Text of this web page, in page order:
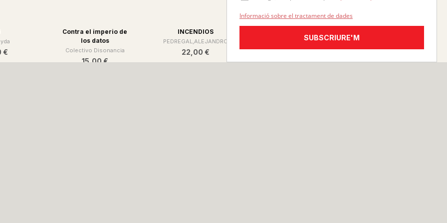
Contra el imperio de
los datos
Colectivo Disonancia
INCENDIOS
PEDREGAL,ALEJANDRO
seguridad
Informació sobre el tractament de dades
SUBSCRIURE'M